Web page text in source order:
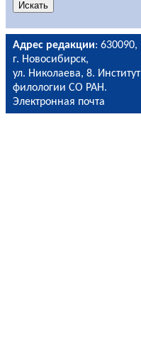
Адрес редакции: 630090,
г. Новосибирск,
ул. Николаева, 8. Институт
филологии СО РАН.
Электронная почта